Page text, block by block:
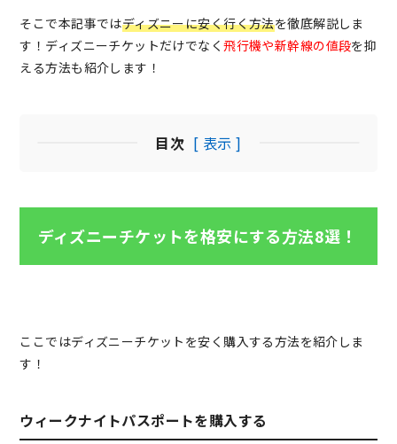
そこで本記事ではディズニーに安く行く方法を徹底解説しま
す！ディズニーチケットだけでなく飛行機や新幹線の値段を抑
える方法も紹介します！
目次 [ 表示 ]
ディズニーチケットを格安にする方法8選！
ここではディズニーチケットを安く購入する方法を紹介しま
す！
ウィークナイトパスポートを購入する